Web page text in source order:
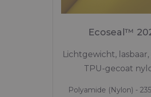
Ecoseal™
Lichtgewicht, lasbaar,
TPU-gecoat
Polyamide (Nylon) -